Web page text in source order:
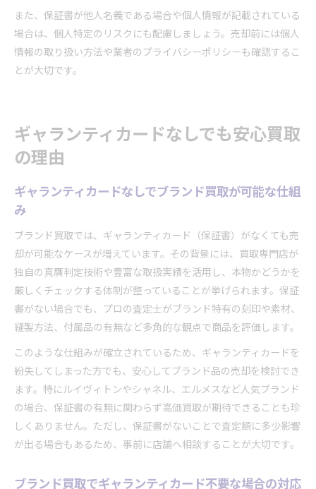
また、保証書が他人名義である場合や個人情報が記載されている
場合は、個人特定のリスクにも配慮しましょう。売却前には個人
情報の取り扱い方法や業者のプライバシーポリシーも確認するこ
とが大切です。
ギャランティカードなしでも安心買取
の理由
ギャランティカードなしでブランド買取が可能な仕組
み
ブランド買取では、ギャランティカード（保証書）がなくても売
却が可能なケースが増えています。その背景には、買取専門店が
独自の真贋判定技術や豊富な取扱実績を活用し、本物かどうかを
厳しくチェックする体制が整っていることが挙げられます。保証
書がない場合でも、プロの査定士がブランド特有の刻印や素材、
縫製方法、付属品の有無など多角的な観点で商品を評価します。
このような仕組みが確立されているため、ギャランティカードを
紛失してしまった方でも、安心してブランド品の売却を検討でき
ます。特にルイヴィトンやシャネル、エルメスなど人気ブランド
の場合、保証書の有無に関わらず高価買取が期待できることも珍
しくありません。ただし、保証書がないことで査定額に多少影響
が出る場合もあるため、事前に店舗へ相談することが大切です。
ブランド買取でギャランティカード不要な場合の対応